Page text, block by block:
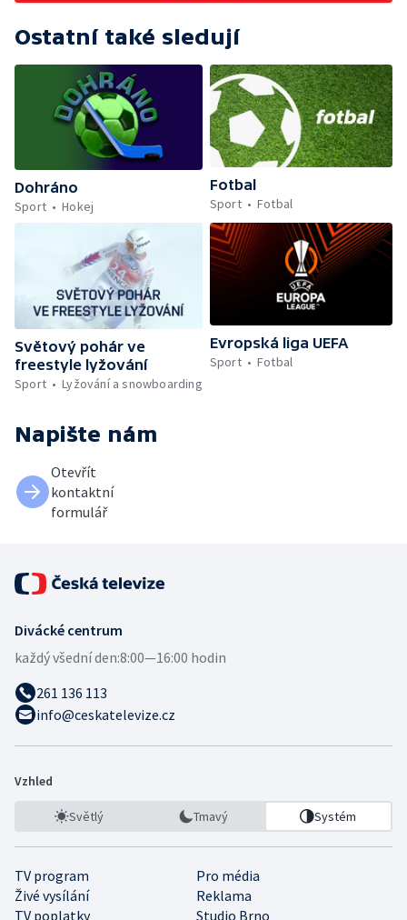
Ostatní také sledují
Dohráno
Sport
Hokej
Fotbal
Sport
Fotbal
Světový pohár ve
freestyle lyžování
Sport
Lyžování a snowboarding
Evropská liga UEFA
Sport
Fotbal
Napište nám
Otevřít
kontaktní
formulář
Divácké centrum
každý všední den:8:00—16:00 hodin
261 136 113
info@ceskatelevize.cz
Vzhled
Světlý Tmavý Systém
TV program
Pro média
Živé vysílání
Reklama
TV poplatky
Studio Brno